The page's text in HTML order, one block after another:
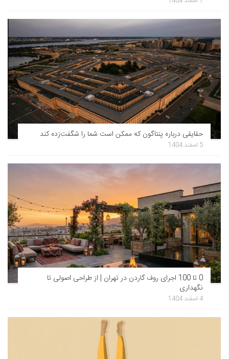
حقایقی درباره پنتاگون که ممکن است شما را شگفت‌زده کند
5 اسفند 1404
0 تا 100 اجرای روف گاردن در تهران | از طراحی اصولی تا
نگهداری
4 اسفند 1404